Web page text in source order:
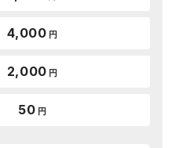
4,000 円
2,000 円
50 円